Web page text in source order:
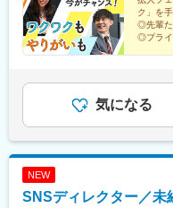
480万円～年収530万
ク」を
◎先輩た
◎プライ
気になる
NEW
SNSディレクター／未